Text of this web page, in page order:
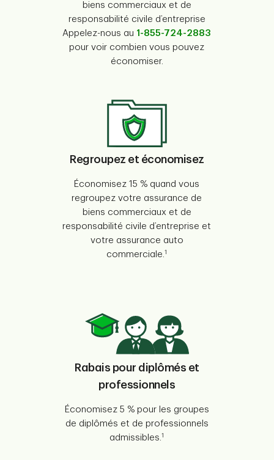
biens commerciaux et de
responsabilité civile d’entreprise
Appelez-nous au 1-855-724-2883
pour voir combien vous pouvez
économiser.
Regroupez et économisez
Économisez 15 % quand vous
regroupez votre assurance de
biens commerciaux et de
responsabilité civile d’entreprise et
votre assurance auto
commerciale.1
Rabais pour diplômés et
professionnels
Économisez 5 % pour les groupes
de diplômés et de professionnels
admissibles.1